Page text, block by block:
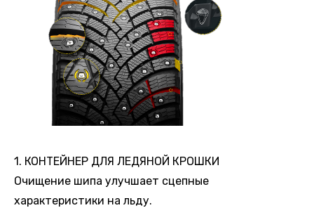
1. КОНТЕЙНЕР ДЛЯ ЛЕДЯНОЙ КРОШКИ
Очищение шипа улучшает сцепные
характеристики на льду.